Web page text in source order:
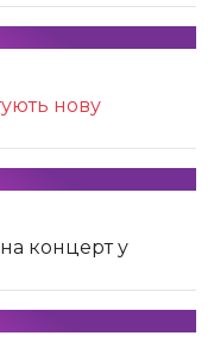
нову
концерт у